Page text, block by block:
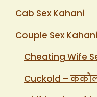
Cab Sex Kahani
Couple Sex Kahani
Cheating Wife
Cuckold –